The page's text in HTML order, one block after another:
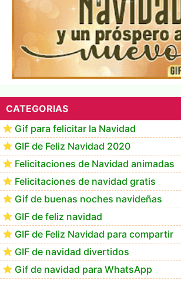
Te deseo una Feliz Navidad
CATEGORIAS
Gif para felicitar la Navidad
GIF de Feliz Navidad 2020
Felicitaciones de Navidad animadas
Felicitaciones de navidad gratis
Gif de buenas noches navideñas
GIF de feliz navidad
GIF de Feliz Navidad para compartir
GIF de navidad divertidos
Gif de navidad para WhatsApp